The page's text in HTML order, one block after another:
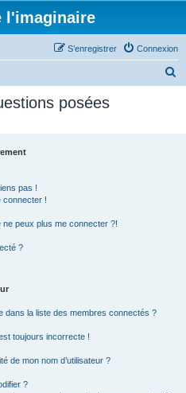
l'imaginaire
Connexion
S’enregistrer
posées
pas !
connecter !
peux plus me connecter ?!
?
dans la liste des membres connectés ?
toujours incorrecte !
de mon nom d’utilisateur ?
?